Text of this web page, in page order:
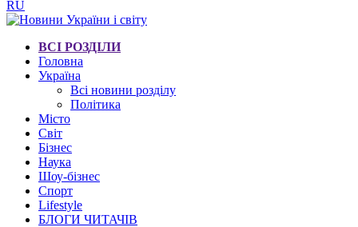
RU
ВСІ РОЗДІЛИ
Головна
Україна
Всі новини розділу
Політика
Місто
Світ
Бізнес
Наука
Шоу-бізнес
Спорт
Lifestyle
БЛОГИ ЧИТАЧІВ